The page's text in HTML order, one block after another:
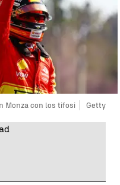
Monza con los tifosi Getty